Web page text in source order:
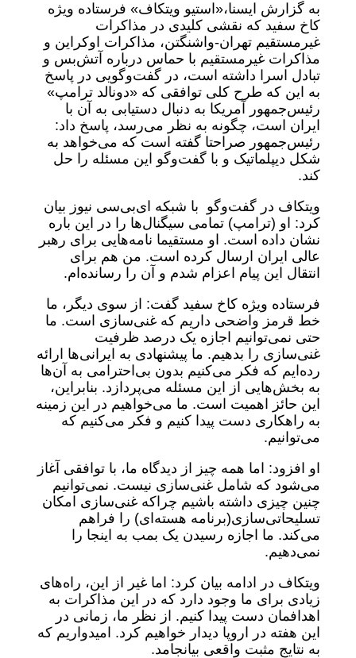
به گزارش ایسنا،‌«استیو ویتکاف» فرستاده ویژه
کاخ سفید که نقشی کلیدی در مذاکرات
غیرمستقیم تهران-واشنگتن، مذاکرات اوکراین و
مذاکرات غیرمستقیم با حماس درباره آتش‌بس و
تبادل اسرا داشته است، در گفت‌وگویی در پاسخ
به این که طرح کلی توافقی که «دونالد ترامپ»
رئیس‌جمهور آمریکا به دنبال دستیابی به آن با
ایران است، چگونه به نظر می‌رسد، پاسخ داد:
رئیس‌جمهور صراحتا گفته است که می‌خواهد به
شکل دیپلماتیک و با گفت‌وگو این مسئله را حل
کند.
ویتکاف در گفت‌وگو با شبکه ای‌بی‌سی نیوز بیان
کرد: او (ترامپ) تمامی سیگنال‌ها را در این باره
نشان داده است. او مستقیما نامه‌هایی برای رهبر
عالی ایران ارسال کرده است. من هم برای
انتقال این پیام اعزام شدم و آن را رسانده‌ام.
فرستاده ویژه کاخ سفید گفت: از سوی دیگر، ما
خط قرمز واضحی داریم که غنی‌سازی است. ما
حتی نمی‌توانیم اجازه یک درصد ظرفیت
غنی‌سازی را بدهیم. ما پیشنهادی به ایرانی‌ها ارائه
رده‌ایم که فکر می‌کنیم بدون بی‌احترامی به ‌آن‌ها
به بخش‌هایی از این مسئله می‌پردازد. بنابراین،
این حائز اهمیت است. ما می‌خواهیم در این زمینه
به راهکاری دست پیدا کنیم و فکر می‌کنیم که
می‌توانیم.
او افزود: اما همه چیز از دیدگاه ما، با توافقی آغاز
می‌شود که شامل غنی‌سازی نیست. نمی‌توانیم
چنین چیزی داشته باشیم چراکه غنی‌سازی امکان
تسلیحاتی‌سازی(برنامه هسته‌ای) را فراهم
می‌کند. ما اجازه رسیدن یک بمب به اینجا را
نمی‌دهیم.
ویتکاف در ادامه بیان کرد: اما غیر از این، راه‌های
زیادی برای ما وجود دارد که در این مذاکرات به
اهدافمان دست پیدا کنیم. از نظر ما، زمانی در
این هفته در اروپا دیدار خواهیم کرد. امیدواریم که
به نتایج مثبت واقعی بیانجامد.